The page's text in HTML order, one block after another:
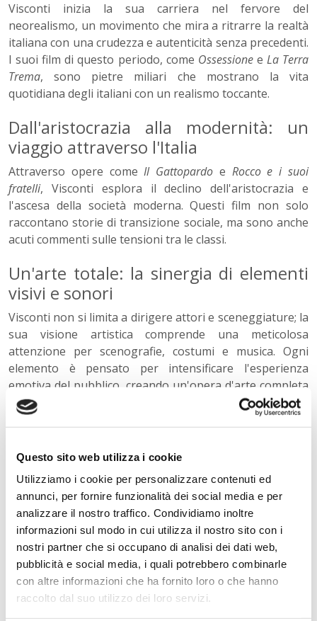
Questo sito web utilizza i cookie
Utilizziamo i cookie per personalizzare contenuti ed
annunci, per fornire funzionalità dei social media e per
analizzare il nostro traffico. Condividiamo inoltre
informazioni sul modo in cui utilizza il nostro sito con i
nostri partner che si occupano di analisi dei dati web,
pubblicità e social media, i quali potrebbero combinarle
con altre informazioni che ha fornito loro o che hanno
raccolto dal suo utilizzo dei loro servizi.
Visconti inizia la sua carriera nel fervore del
neorealismo, un movimento che mira a ritrarre la realtà
italiana con una crudezza e autenticità senza precedenti.
I suoi film di questo periodo, come Ossessionee La Terra
Trema, sono pietre miliari che mostrano la vita
quotidiana degli italiani con un realismo toccante.
Dall'aristocrazia alla modernità: un
viaggio attraverso l'Italia
Attraverso opere comeIl Gattopardo e Rocco e i suoi
fratelli, Visconti esplora il declino dell'aristocrazia e
l'ascesa della società moderna. Questi film non solo
raccontano storie di transizione sociale, ma sono anche
acuti commenti sulle tensioni tra le classi.
Un'arte totale: la sinergia di elementi
visivi e sonori
Visconti non si limita a dirigere attori e sceneggiature; la
sua visione artistica comprende una meticolosa
attenzione per scenografie, costumi e musica. Ogni
elemento è pensato per intensificare l'esperienza
emotiva del pubblico, creando un'opera d'arte completa
e immersiva.
sociale
Il tema della decadenza è centrale nei film di Visconti,
dove spesso si confrontano le vecchie élite con le nuove
forze emergenti. Questa tensione è una costante che
offre spunti di riflessione sulla crisi dell'identità e sulle
dinamiche di potere.
Studiare Visconti non è solo un'esplorazione del suo
cinema, ma anche un viaggio attraverso le complessità
della società italiana. Ogni film è un capitolo di storia,